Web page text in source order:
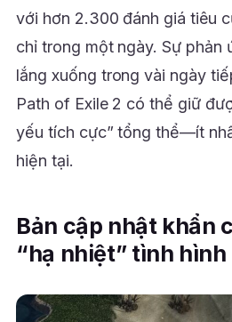
với hơn 2.300 đánh giá tiêu
chỉ trong một ngày. Sự phản
lắng xuống trong vài ngày
Path of Exile 2 có thể giữ
yếu tích cực” tổng thể—ít
hiện tại.
Bản cập nhật khẩn
“hạ nhiệt” tình hình